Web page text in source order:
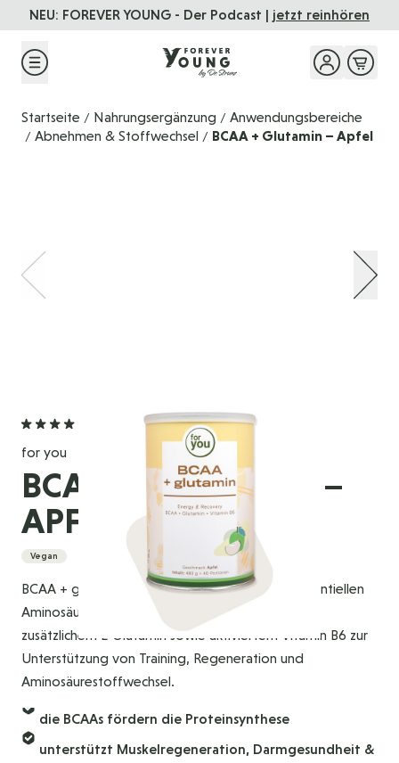
Direkt zum Inhalt
NEU: FOREVER YOUNG - Der Podcast | jetzt reinhören
Startseite / Nahrungsergänzung / Anwendungsbereiche
/ Abnehmen & Stoffwechsel / BCAA + Glutamin – Apfel
(3 Bewertungen)
for you
BCAA + GLUTAMIN –
APFEL
Vegan
BCAA + glutamin ist Getränkepulver mit den essentiellen
Aminosäuren Leucin, Isoleucin, Valin (BCAAs) und
zusätzlichem L-Glutamin sowie aktiviertem Vitamin B6 zur
Unterstützung von Training, Regeneration und
Aminosäurestoffwechsel.
die BCAAs fördern die Proteinsynthese
unterstützt Muskelregeneration, Darmgesundheit &